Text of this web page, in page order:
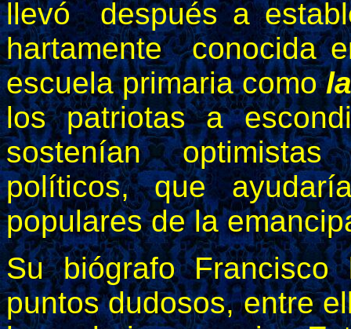
llevó después a
hartamente conocida
escuela primaria como
los patriotas a
sostenían
políticos, que
populares de la
Su biógrafo Francisco
puntos dudosos, entre